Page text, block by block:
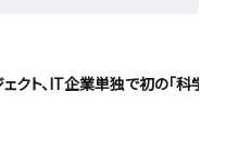
クト、IT企業単独で初の「科学